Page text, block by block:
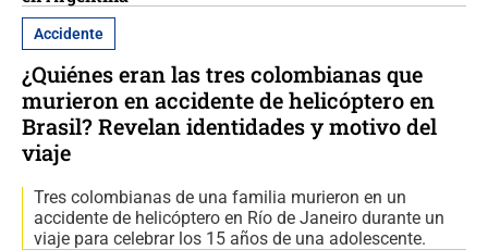
Accidente
¿Quiénes eran las tres colombianas que
murieron en accidente de helicóptero en
Brasil? Revelan identidades y motivo del
viaje
Tres colombianas de una familia murieron en un
accidente de helicóptero en Río de Janeiro durante un
viaje para celebrar los 15 años de una adolescente.